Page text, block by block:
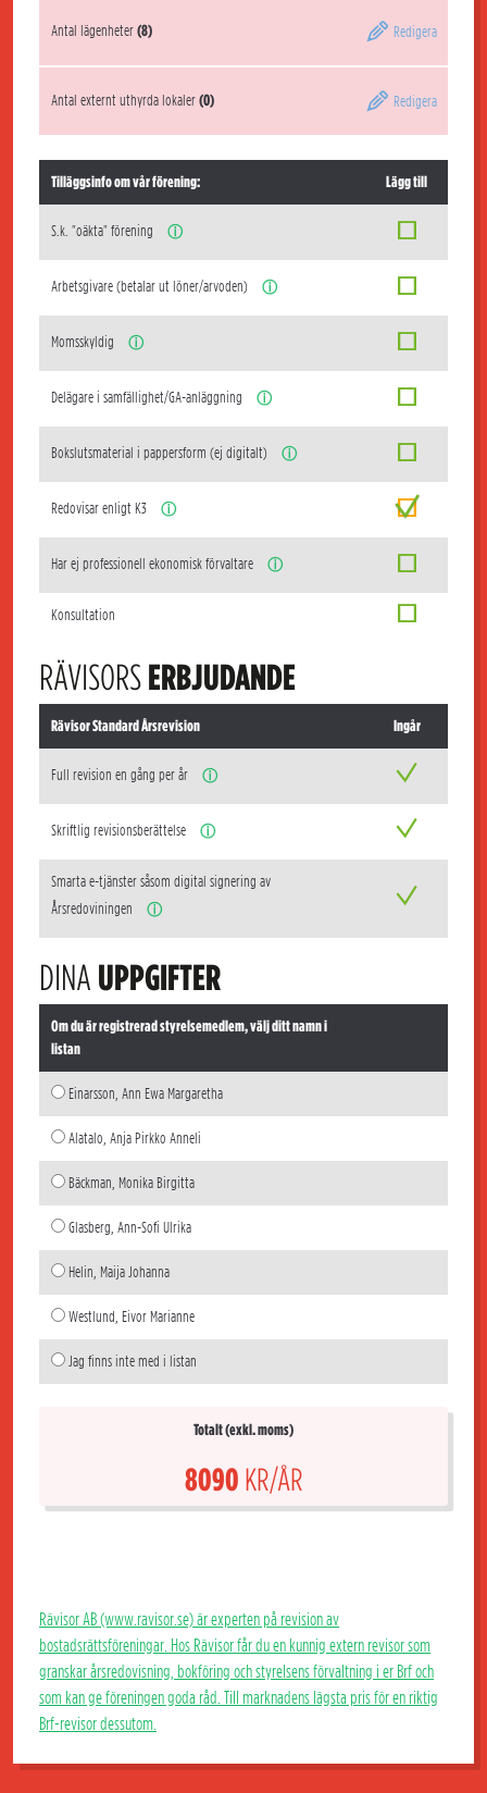
Antal lägenheter(8) Redigera
Antal externt uthyrda lokaler(0) Redigera
Tilläggsinfo om vår förening: Lägg till
S.k. "oäkta" förening ⓘ
Arbetsgivare (betalar ut löner/arvoden) ⓘ
Momsskyldig ⓘ
Delägare i samfällighet/GA-anläggning ⓘ
Bokslutsmaterial i pappersform (ej digitalt) ⓘ
Redovisar enligt K3 ⓘ
Har ej professionell ekonomisk förvaltare ⓘ
Konsultation
RÄVISORSERBJUDANDE
Rävisor Standard Årsrevision Ingår
Full revision en gång per år ⓘ
Skriftlig revisionsberättelse ⓘ
Smarta e-tjänster såsom digital signering av
Årsredoviningen
ⓘ
DINA UPPGIFTER
Om du är registrerad styrelsemedlem, välj ditt namn i
listan
Einarsson, Ann Ewa Margaretha
Alatalo, Anja Pirkko Anneli
Bäckman, Monika Birgitta
Glasberg, Ann-Sofi Ulrika
Helin, Maija Johanna
Westlund, Eivor Marianne
Jag finns inte med i listan
Totalt (exkl. moms)
8090 KR/ÅR
Rävisor AB (www.ravisor.se) är experten på revision av
bostadsrättsföreningar. Hos Rävisor får du en kunnig extern revisor som
granskar årsredovisning, bokföring och styrelsens förvaltning i er Brf och
som kan ge föreningen goda råd. Till marknadens lägsta pris för en riktig
Brf-revisor dessutom.